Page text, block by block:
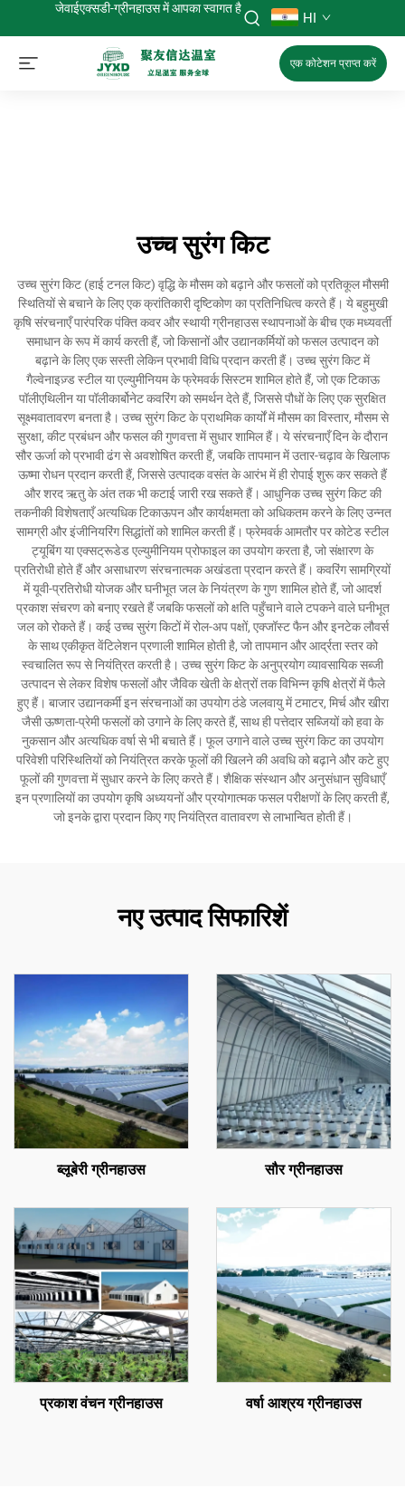
जेवाईएक्सडी-ग्रीनहाउस में आपका स्वागत है
HI
एक कोटेशन प्राप्त करें
उच्च सुरंग किट
उच्च सुरंग किट (हाई टनल किट) वृद्धि के मौसम को बढ़ाने और फसलों को प्रतिकूल मौसमी
स्थितियों से बचाने के लिए एक क्रांतिकारी दृष्टिकोण का प्रतिनिधित्व करते हैं। ये बहुमुखी
कृषि संरचनाएँ पारंपरिक पंक्ति कवर और स्थायी ग्रीनहाउस स्थापनाओं के बीच एक मध्यवर्ती
समाधान के रूप में कार्य करती हैं, जो किसानों और उद्यानकर्मियों को फसल उत्पादन को
बढ़ाने के लिए एक सस्ती लेकिन प्रभावी विधि प्रदान करती हैं। उच्च सुरंग किट में
गैल्वेनाइज़्ड स्टील या एल्युमीनियम के फ्रेमवर्क सिस्टम शामिल होते हैं, जो एक टिकाऊ
पॉलीएथिलीन या पॉलीकार्बोनेट कवरिंग को समर्थन देते हैं, जिससे पौधों के लिए एक सुरक्षित
सूक्ष्मवातावरण बनता है। उच्च सुरंग किट के प्राथमिक कार्यों में मौसम का विस्तार, मौसम से
सुरक्षा, कीट प्रबंधन और फसल की गुणवत्ता में सुधार शामिल हैं। ये संरचनाएँ दिन के दौरान
सौर ऊर्जा को प्रभावी ढंग से अवशोषित करती हैं, जबकि तापमान में उतार-चढ़ाव के खिलाफ
ऊष्मा रोधन प्रदान करती हैं, जिससे उत्पादक वसंत के आरंभ में ही रोपाई शुरू कर सकते हैं
और शरद ऋतु के अंत तक भी कटाई जारी रख सकते हैं। आधुनिक उच्च सुरंग किट की
तकनीकी विशेषताएँ अत्यधिक टिकाऊपन और कार्यक्षमता को अधिकतम करने के लिए उन्नत
सामग्री और इंजीनियरिंग सिद्धांतों को शामिल करती हैं। फ्रेमवर्क आमतौर पर कोटेड स्टील
ट्यूबिंग या एक्सट्रूडेड एल्युमीनियम प्रोफाइल का उपयोग करता है, जो संक्षारण के
प्रतिरोधी होते हैं और असाधारण संरचनात्मक अखंडता प्रदान करते हैं। कवरिंग सामग्रियों
में यूवी-प्रतिरोधी योजक और घनीभूत जल के नियंत्रण के गुण शामिल होते हैं, जो आदर्श
प्रकाश संचरण को बनाए रखते हैं जबकि फसलों को क्षति पहुँचाने वाले टपकने वाले घनीभूत
जल को रोकते हैं। कई उच्च सुरंग किटों में रोल-अप पक्षों, एक्जॉस्ट फैन और इनटेक लौवर्स
के साथ एकीकृत वेंटिलेशन प्रणाली शामिल होती है, जो तापमान और आर्द्रता स्तर को
स्वचालित रूप से नियंत्रित करती है। उच्च सुरंग किट के अनुप्रयोग व्यावसायिक सब्जी
उत्पादन से लेकर विशेष फसलों और जैविक खेती के क्षेत्रों तक विभिन्न कृषि क्षेत्रों में फैले
हुए हैं। बाजार उद्यानकर्मी इन संरचनाओं का उपयोग ठंडे जलवायु में टमाटर, मिर्च और खीरा
जैसी ऊष्णता-प्रेमी फसलों को उगाने के लिए करते हैं, साथ ही पत्तेदार सब्जियों को हवा के
नुकसान और अत्यधिक वर्षा से भी बचाते हैं। फूल उगाने वाले उच्च सुरंग किट का उपयोग
परिवेशी परिस्थितियों को नियंत्रित करके फूलों की खिलने की अवधि को बढ़ाने और कटे हुए
फूलों की गुणवत्ता में सुधार करने के लिए करते हैं। शैक्षिक संस्थान और अनुसंधान सुविधाएँ
इन प्रणालियों का उपयोग कृषि अध्ययनों और प्रयोगात्मक फसल परीक्षणों के लिए करती हैं,
जो इनके द्वारा प्रदान किए गए नियंत्रित वातावरण से लाभान्वित होती हैं।
नए उत्पाद सिफारिशें
ब्लूबेरी ग्रीनहाउस सौर ग्रीनहाउस
प्रकाश वंचन ग्रीनहाउस वर्षा आश्रय ग्रीनहाउस